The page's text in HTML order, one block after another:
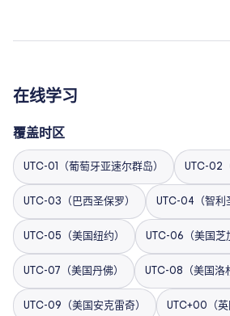
在线学习
覆盖时区
UTC-01（葡萄牙亚速尔群岛） UTC-02
UTC-03（巴西圣保罗） UTC-04（智利
UTC-05（美国纽约） UTC-06（美国芝
UTC-07（美国丹佛） UTC-08（美国洛
UTC-09（美国安克雷奇） UTC+00（英